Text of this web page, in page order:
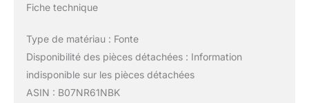
Fiche technique
Type de matériau : Fonte
Disponibilité des pièces détachées : Information
indisponible sur les pièces détachées
ASIN : B07NR61NBK